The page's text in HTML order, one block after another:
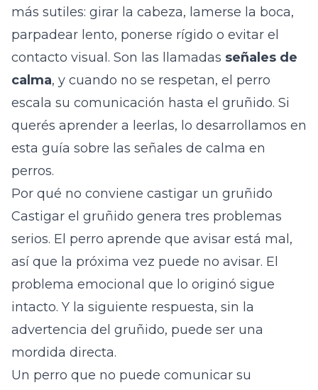
más sutiles: girar la cabeza, lamerse la boca,
parpadear lento, ponerse rígido o evitar el
contacto visual. Son las llamadas señales de
calma, y cuando no se respetan, el perro
escala su comunicación hasta el gruñido. Si
querés aprender a leerlas, lo desarrollamos en
esta guía sobre las señales de calma en
perros.
Por qué no conviene castigar un gruñido
Castigar el gruñido genera tres problemas
serios. El perro aprende que avisar está mal,
así que la próxima vez puede no avisar. El
problema emocional que lo originó sigue
intacto. Y la siguiente respuesta, sin la
advertencia del gruñido, puede ser una
mordida directa.
Un perro que no puede comunicar su